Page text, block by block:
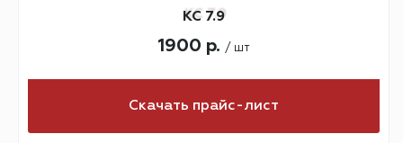
КС 7.9
1900 р. / шт
Скачать прайс-лист